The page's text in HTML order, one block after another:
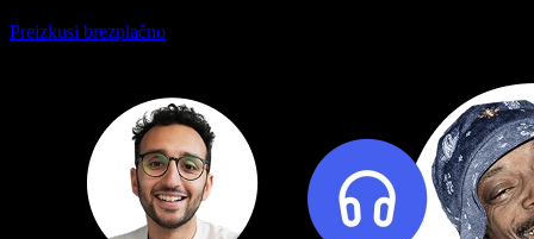
Preizkusi brezplačno